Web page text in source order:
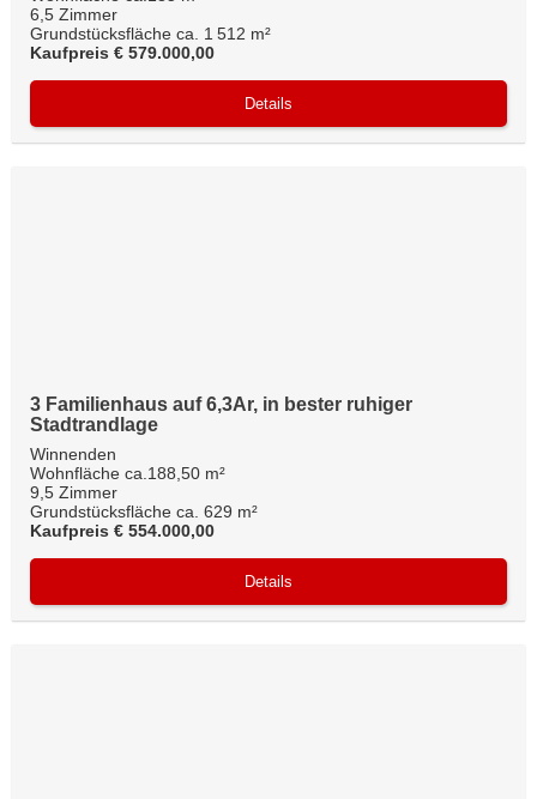
6,5 Zimmer
Grundstücksfläche ca. 1 512 m²
Kaufpreis € 579.000,00
Details
3 Familienhaus auf 6,3Ar, in bester ruhiger
Stadtrandlage
Winnenden
Wohnfläche ca.188,50 m²
9,5 Zimmer
Grundstücksfläche ca. 629 m²
Kaufpreis € 554.000,00
Details